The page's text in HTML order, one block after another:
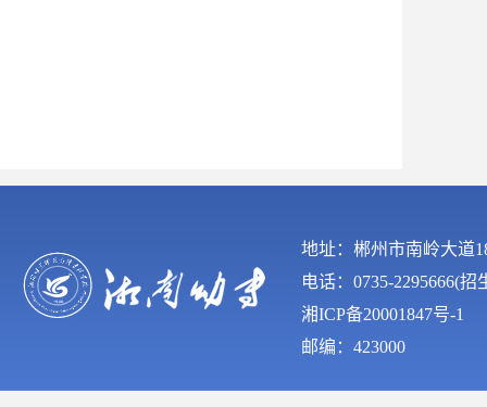
地址：郴州市南岭大
电话：0735-2295666(
湘ICP备20001847号-1
邮编：423000